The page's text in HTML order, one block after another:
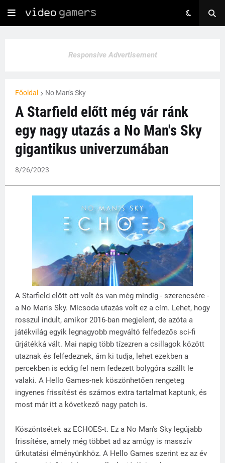
Responsive Advertisement
Főoldal No Man's Sky
A Starfield előtt még vár ránk
egy nagy utazás a No Man's Sky
gigantikus univerzumában
8/26/2023
A Starfield előtt ott volt és van még mindig - szerencsére -
a No Man's Sky. Micsoda utazás volt ez a cím. Lehet, hogy
rosszul indult, amikor 2016-ban megjelent, de azóta a
játékvilág egyik legnagyobb megváltó felfedezős sci-fi
űrjátékká vált. Mai napig több tízezren a csillagok között
utaznak és felfedeznek, ám ki tudja, lehet ezekben a
percekben is eddig fel nem fedezett bolygóra szállt le
valaki. A Hello Games-nek köszönhetően rengeteg
ingyenes frissítést és számos extra tartalmat kaptunk, és
most már itt a következő nagy patch is.
Köszöntsétek az ECHOES-t. Ez a No Man's Sky legújabb
frissítése, amely még többet ad az amúgy is masszív
űrkutatási élményünkhöz. A Hello Games szerint ez az év